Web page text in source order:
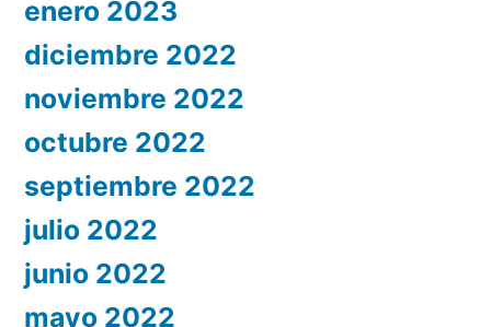
enero 2023
diciembre 2022
noviembre 2022
octubre 2022
septiembre 2022
julio 2022
junio 2022
mayo 2022